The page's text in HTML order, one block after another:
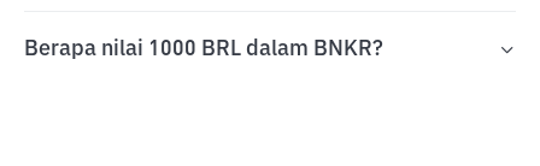
Berapa nilai 1000 BRL dalam BNKR?